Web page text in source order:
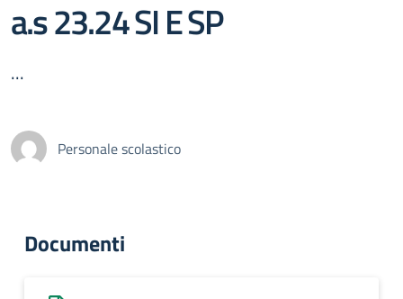
a.s 23.24 SI E SP
...
Personale scolastico
Documenti